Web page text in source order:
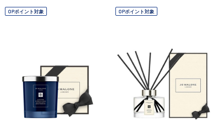
OPポイント対象 OPポイント対象